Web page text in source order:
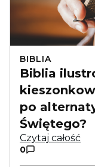
BIBLIA
Biblia
po
Świętego?
Czytaj całość
0